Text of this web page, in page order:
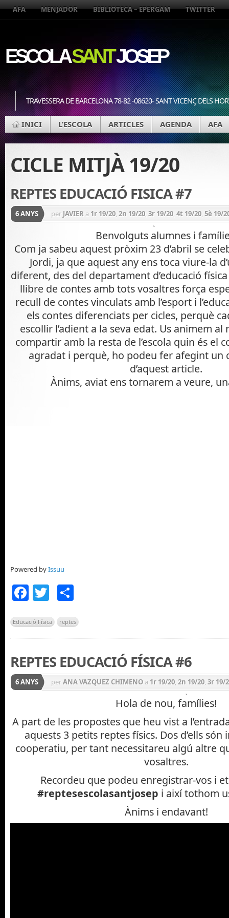
AFA MENJADOR BIBLIOTECA – EPERGAM TWITTER
ESCOLASANTJOSEP
TRAVESSERA DE BARCELONA 78-82 -08620- SANT VICENÇ DELS
INICI L’ESCOLA ARTICLES AGENDA AFA
CICLE MITJÀ 19/20
REPTES EDUCACIÓ FISICA #7
6 ANYS per JAVIER a 1r 19/20, 2n 19/20, 3r 19/20, 4t 19/20, 5è 19/
CICLE INICIAL 19/20
CICLE MITJÀ 19/20
CICLE
Física,PRIMÀRIA 19/20
Benvolguts alumnes i
Com ja sabeu aquest pròxim 23 d’abril se
Jordi, ja que aquest any ens toca viure-la
diferent, des del departament d’educació
llibre de contes amb tots vosaltres força
recull de contes vinculats amb l’esport i
els contes diferenciats per cicles, perquè
escollir l’adient a la seva edat. Us animem
compartir amb la resta de l’escola quin és el
agradat i perquè, ho podeu fer afegint un
d’aquest article.
Ànims, aviat ens tornarem a veure,
Powered byIssuu
Facebook
Twitter
Educació Física reptes
REPTES EDUCACIÓ FÍSICA #6
6 ANYS perANA VAZQUEZ CHIMENO a 1r 19/20, 2n 19/20, 3r 19/
CICLE INICIAL 19/20 CICLE MITJÀ 19/20
Hola de nou, famílies!
A part de les propostes que heu vist a
aquests 3 petits reptes físics. Dos d’ells
cooperatiu, per tant necessitareu algú altre
vosaltres.
Recordeu que podeu enregistrar-vos i
#reptesescolasantjosep i així tothom
Ànims i endavant!